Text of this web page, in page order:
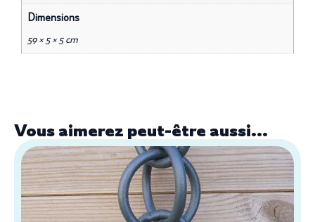
Dimensions
59 × 5 × 5 cm
Vous aimerez peut-être aussi...